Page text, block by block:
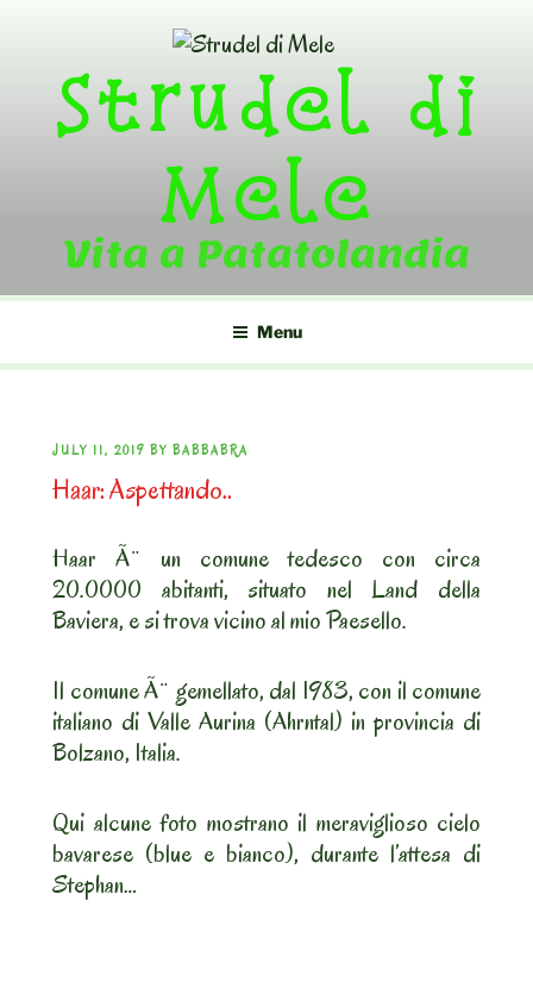
contentStrudel di
Mele
Vita a Patatolandia
Menu
POSTED
ON
JULY 11, 2019 BY BABBABRA
Haar: Aspettando..
Haar Ã¨ un comune tedesco con circa
20.0000 abitanti, situato nel Land della
Baviera, e si trova vicino al mio Paesello.
Il comune Ã¨ gemellato, dal 1983, con il comune
italiano di Valle Aurina (Ahrntal) in provincia di
Bolzano, Italia.
Qui alcune foto mostrano il meraviglioso cielo
bavarese (blue e bianco), durante l’attesa di
Stephan…